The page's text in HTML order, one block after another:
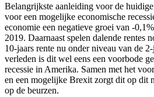
Belangrijkste aanleiding voor de
voor een mogelijke economische
economie een negatieve groei van -
2019. Daarnaast spelen dalende rentes
10-jaars rente nu onder niveau van de
verleden is dit wel eens een voorbode
recessie in Amerika. Samen met het
en een mogelijke Brexit zorgt dit op dit
op de beurzen.